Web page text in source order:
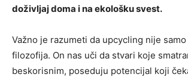
doživljaj doma i na ekološku svest.
Važno je razumeti da upcycling nije
filozofija. On nas uči da stvari koje
beskorisnim, poseduju potencijal koji